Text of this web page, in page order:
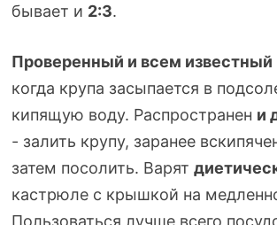
бывает и 2:3.
Проверенный и всем
когда крупа засыпается в
кипящую воду. Распространен и
- залить крупу, заранее
затем посолить. Варят
кастрюле с крышкой на
Пользоваться лучше всего